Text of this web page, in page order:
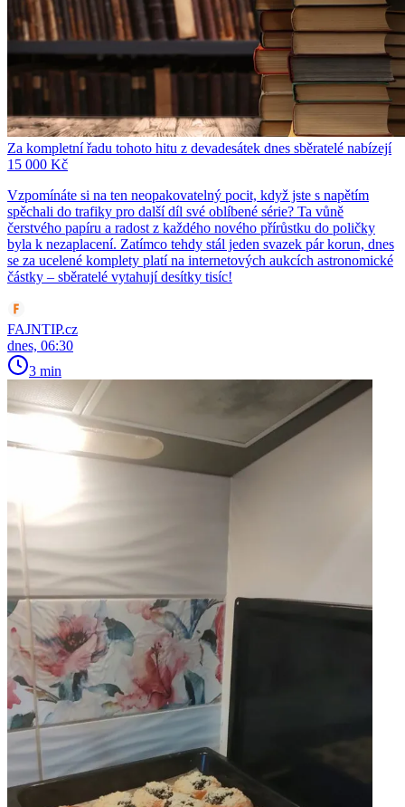
Za kompletní řadu tohoto hitu z devadesátek dnes sběratelé nabízejí
15 000 Kč
Vzpomínáte si na ten neopakovatelný pocit, když jste s napětím
spěchali do trafiky pro další díl své oblíbené série? Ta vůně
čerstvého papíru a radost z každého nového přírůstku do poličky
byla k nezaplacení. Zatímco tehdy stál jeden svazek pár korun, dnes
se za ucelené komplety platí na internetových aukcích astronomické
částky – sběratelé vytahují desítky tisíc!
FAJNTIP.cz
dnes, 06:30
3 min